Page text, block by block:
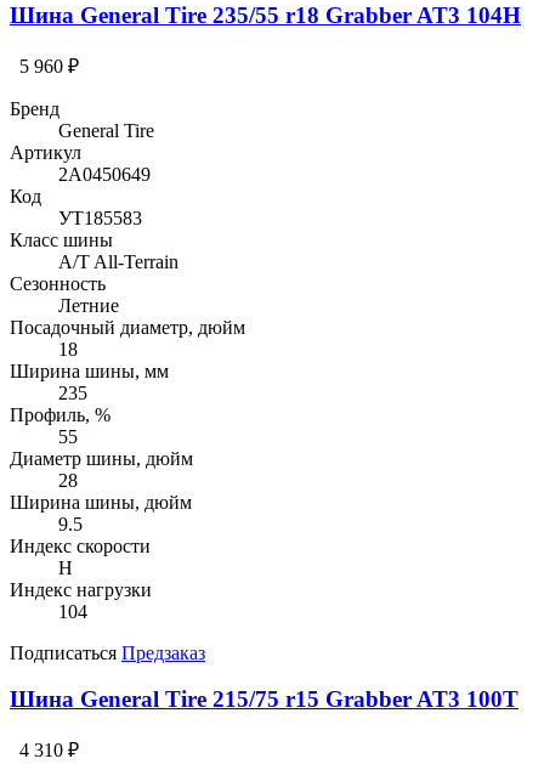
Шина General Tire 235/55 r18 Grabber AT3 104H
5 960 ₽
Бренд
General Tire
Артикул
2A0450649
Код
УТ185583
Класс шины
A/T All-Terrain
Сезонность
Летние
Посадочный диаметр, дюйм
18
Ширина шины, мм
235
Профиль, %
55
Диаметр шины, дюйм
28
Ширина шины, дюйм
9.5
Индекс скорости
H
Индекс нагрузки
104
Подписаться Предзаказ
Шина General Tire 215/75 r15 Grabber AT3 100T
4 310 ₽